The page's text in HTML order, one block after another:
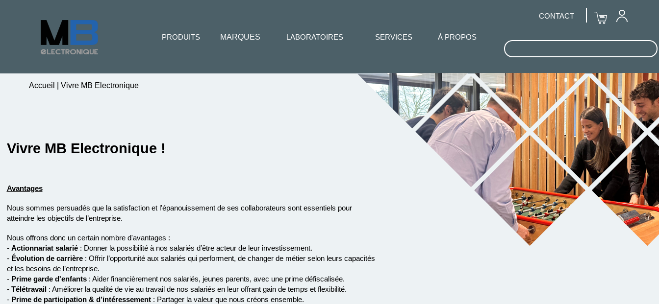
Accueil Vivre MB Electronique
Vivre MB Electronique !
Avantages
Nous sommes persuadés que la satisfaction et l'épanouissement de ses collaborateurs sont essentiels pour
atteindre les objectifs de l’entreprise.
Nous offrons donc un certain nombre d'avantages :
- Actionnariat salarié: Donner la possibilité à nos salariés d’être acteur de leur investissement.
- Évolution de carrière: Offrir l’opportunité aux salariés qui performent, de changer de métier selon leurs capacités
et les besoins de l’entreprise.
- Prime garde d'enfants: Aider financièrement nos salariés, jeunes parents, avec une prime défiscalisée.
- Télétravail: Améliorer la qualité de vie au travail de nos salariés en leur offrant gain de temps et flexibilité.
- Prime de participation & d’intéressement: Partager la valeur que nous créons ensemble.
CONTACT
PRODUITS MARQUES LABORATOIRES SERVICES À PROPOS